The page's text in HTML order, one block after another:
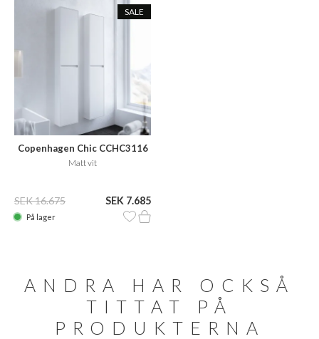
SALE
Copenhagen Chic CCHC3116
Matt vit
SEK 16.675 SEK 7.685
På lager
ANDRA HAR OCKSÅ
TITTAT PÅ
PRODUKTERNA